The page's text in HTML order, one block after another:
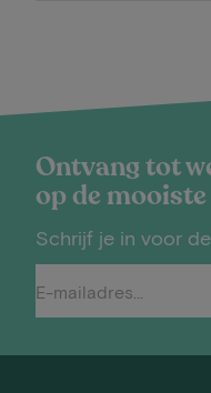
Ontvang tot
op de
Schrijf je in voor